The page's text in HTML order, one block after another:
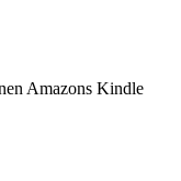
Amazons Kindle